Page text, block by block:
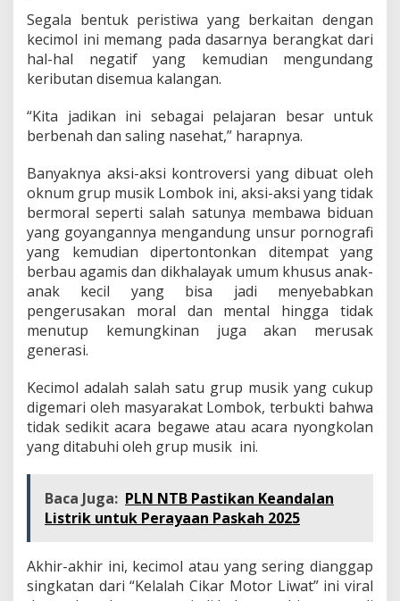
Segala bentuk peristiwa yang berkaitan dengan
kecimol ini memang pada dasarnya berangkat dari
hal-hal negatif yang kemudian mengundang
keributan disemua kalangan.
“Kita jadikan ini sebagai pelajaran besar untuk
berbenah dan saling nasehat,” harapnya.
Banyaknya aksi-aksi kontroversi yang dibuat oleh
oknum grup musik Lombok ini, aksi-aksi yang tidak
bermoral seperti salah satunya membawa biduan
yang goyangannya mengandung unsur pornografi
yang kemudian dipertontonkan ditempat yang
berbau agamis dan dikhalayak umum khusus anak-
anak kecil yang bisa jadi menyebabkan
pengerusakan moral dan mental hingga tidak
menutup kemungkinan juga akan merusak
generasi.
Kecimol adalah salah satu grup musik yang cukup
digemari oleh masyarakat Lombok, terbukti bahwa
tidak sedikit acara begawe atau acara nyongkolan
yang ditabuhi oleh grup musik ini.
Baca Juga: PLN NTB Pastikan Keandalan
Listrik untuk Perayaan Paskah 2025
Akhir-akhir ini, kecimol atau yang sering dianggap
singkatan dari “Kelalah Cikar Motor Liwat” ini viral